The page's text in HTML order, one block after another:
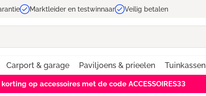
Marktleider en testwinnaar Veilig betalen
Carport & garage Paviljoens & prieelen Tuinkassen
korting op accessoires met de code ACCESSOIRES33